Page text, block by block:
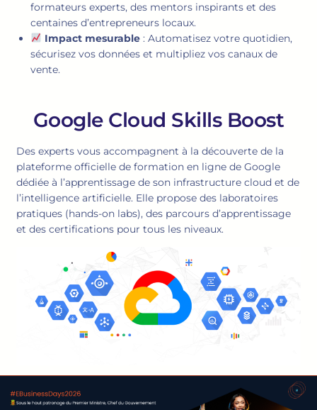
formateurs experts, des mentors inspirants et des
centaines d’entrepreneurs locaux.
Impact mesurable: Automatisez votre quotidien,
sécurisez vos données et multipliez vos canaux de
vente.
Google Cloud Skills Boost
Des experts vous accompagnent à la découverte de la
plateforme officielle de formation en ligne de Google
dédiée à l’apprentissage de son infrastructure cloud et de
l’intelligence artificielle. Elle propose des laboratoires
pratiques (hands-on labs), des parcours d’apprentissage
et des certifications pour tous les niveaux.